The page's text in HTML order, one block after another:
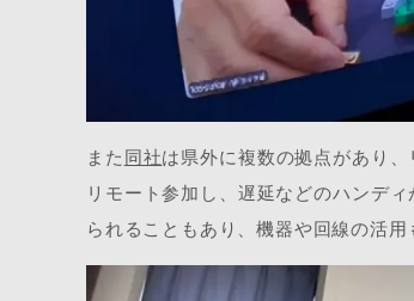
また 同社は県外に複数の拠点があり
リモート参加し、遅延などのハンデ
られることもあり、機器や回線の活